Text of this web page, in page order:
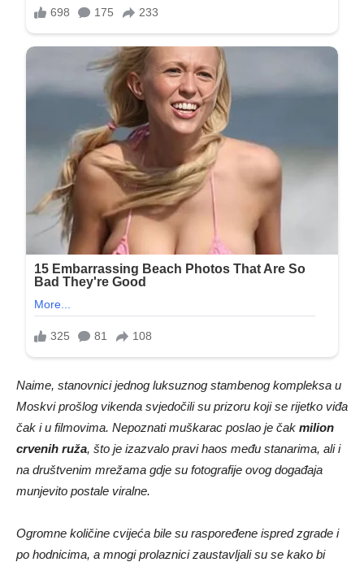
Naime, stanovnici jednog luksuznog stambenog kompleksa u
Moskvi prošlog vikenda svjedočili su prizoru koji se rijetko viđa
čak i u filmovima. Nepoznati muškarac poslao je čak milion
crvenih ruža, što je izazvalo pravi haos među stanarima, ali i
na društvenim mrežama gdje su fotografije ovog događaja
munjevito postale viralne.
Ogromne količine cvijeća bile su raspoređene ispred zgrade i
po hodnicima, a mnogi prolaznici zaustavljali su se kako bi